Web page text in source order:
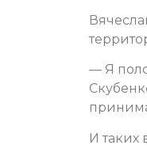
— Я
И таких